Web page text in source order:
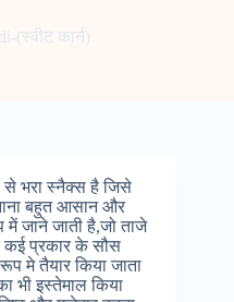
(स्वीट कार्न)
से भरा स्नैक्स है जिसे
बहुत आसान और
जाने जाती है,जो ताजे
कई प्रकार के सौस
मे तैयार किया जाता
भी इस्तेमाल किया